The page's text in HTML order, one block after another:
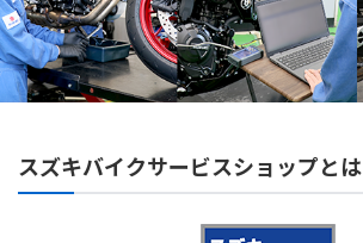
スズキバイクサービスショップとは